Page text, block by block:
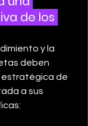
de los
y la
deben
de
a sus